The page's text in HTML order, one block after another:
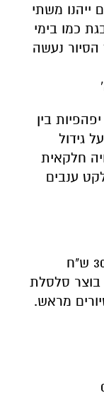
ייהנו משתי
כמו בימי
נעשה
בין
גידול
חלקאית
ענבים
משך הסיור כשעתיים. מחיר הסיור: 30 ש"ח
סלסלת
מראש.